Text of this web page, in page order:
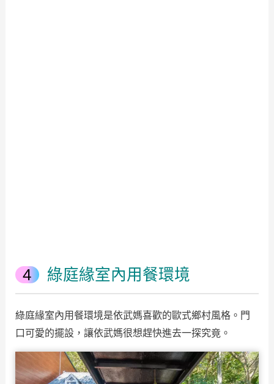
綠庭緣室內用餐環境
綠庭緣室內用餐環境是依武媽喜歡的歐式鄉村風格。門
口可愛的擺設，讓依武媽很想趕快進去一探究竟。